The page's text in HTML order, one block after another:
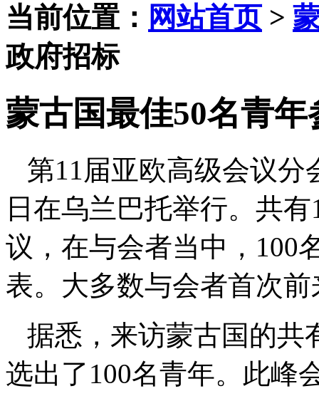
当前位置： 网站首页>
政府招标
蒙古国最佳50名青
第11届亚欧高级会议分
日在乌兰巴托举行。共
议，在与会者当中，100
表。大多数与会者首次
据悉，来访蒙古国的共
选出了100名青年。此峰